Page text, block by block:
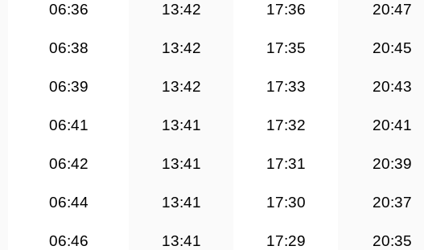
06:36 13:42 17:36 20:47
06:38 13:42 17:35 20:45
06:39 13:42 17:33 20:43
06:41 13:41 17:32 20:41
06:42 13:41 17:31 20:39
06:44 13:41 17:30 20:37
06:46 13:41 17:29 20:35